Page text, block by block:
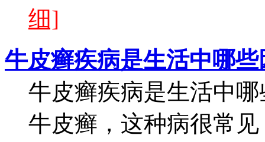
细]
牛皮癣疾病是生活中哪
牛皮癣疾病是生活中
牛皮癣，这种病很常